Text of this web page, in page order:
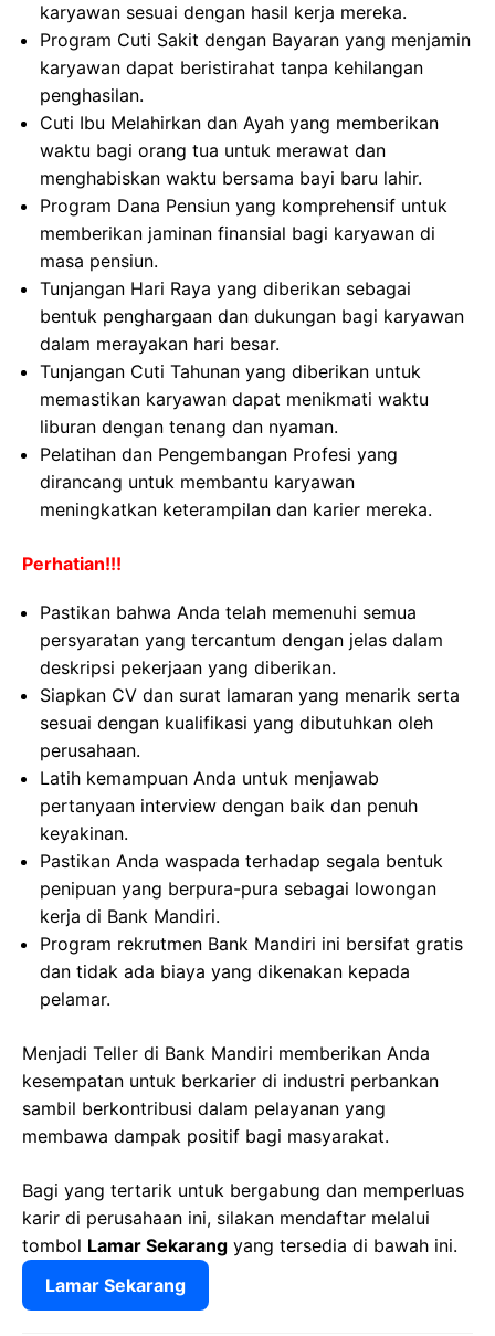
karyawan sesuai dengan hasil kerja mereka.
Program Cuti Sakit dengan Bayaran yang menjamin
karyawan dapat beristirahat tanpa kehilangan
penghasilan.
Cuti Ibu Melahirkan dan Ayah yang memberikan
waktu bagi orang tua untuk merawat dan
menghabiskan waktu bersama bayi baru lahir.
Program Dana Pensiun yang komprehensif untuk
memberikan jaminan finansial bagi karyawan di
masa pensiun.
Tunjangan Hari Raya yang diberikan sebagai
bentuk penghargaan dan dukungan bagi karyawan
dalam merayakan hari besar.
Tunjangan Cuti Tahunan yang diberikan untuk
memastikan karyawan dapat menikmati waktu
liburan dengan tenang dan nyaman.
Pelatihan dan Pengembangan Profesi yang
dirancang untuk membantu karyawan
meningkatkan keterampilan dan karier mereka.
Perhatian!!!
Pastikan bahwa Anda telah memenuhi semua
persyaratan yang tercantum dengan jelas dalam
deskripsi pekerjaan yang diberikan.
Siapkan CV dan surat lamaran yang menarik serta
sesuai dengan kualifikasi yang dibutuhkan oleh
perusahaan.
Latih kemampuan Anda untuk menjawab
pertanyaan interview dengan baik dan penuh
keyakinan.
Pastikan Anda waspada terhadap segala bentuk
penipuan yang berpura-pura sebagai lowongan
kerja di Bank Mandiri.
Program rekrutmen Bank Mandiri ini bersifat gratis
dan tidak ada biaya yang dikenakan kepada
pelamar.
Menjadi Teller di Bank Mandiri memberikan Anda
kesempatan untuk berkarier di industri perbankan
sambil berkontribusi dalam pelayanan yang
membawa dampak positif bagi masyarakat.
Bagi yang tertarik untuk bergabung dan memperluas
karir di perusahaan ini, silakan mendaftar melalui
tombol Lamar Sekarang yang tersedia di bawah ini.
Lamar Sekarang